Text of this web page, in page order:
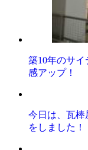
築10年のサ
感アップ！
今日は、瓦棒
をしました！